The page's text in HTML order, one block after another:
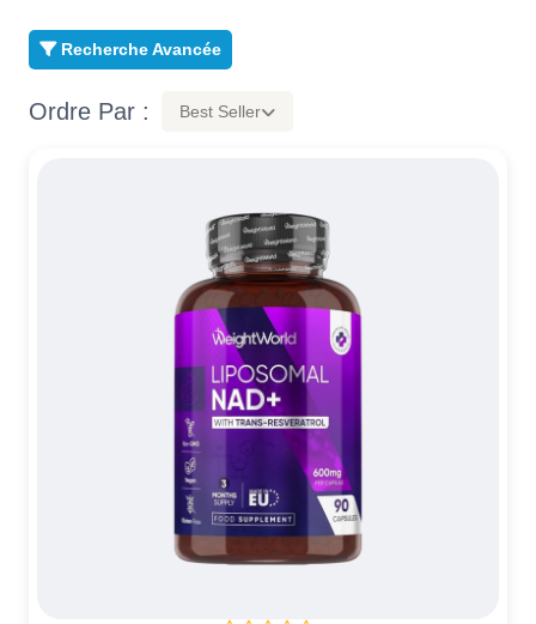
Recherche Avancée
Ordre Par : Best Seller